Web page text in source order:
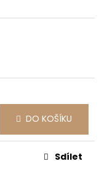
DO KOŠÍKU
Sdílet